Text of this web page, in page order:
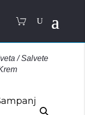
/Salvete